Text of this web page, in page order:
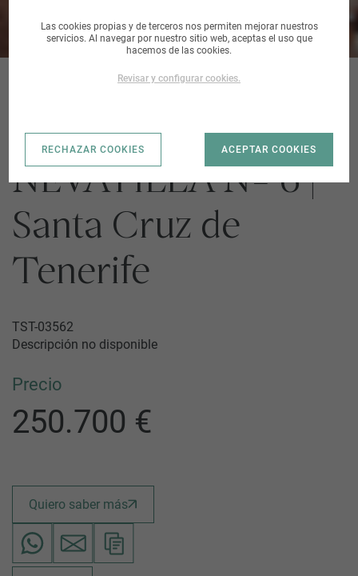
SUELO EN C/
NEVATILLA Nº 6 |
Santa Cruz de
Tenerife
TST-03562
Descripción no disponible
Precio
250.700 €
Quiero saber más
Las cookies propias y de terceros nos permiten mejorar nuestros
servicios. Al navegar por nuestro sitio web, aceptas el uso que
hacemos de las cookies.
Revisar y configurar cookies.
RECHAZAR COOKIES ACEPTAR COOKIES